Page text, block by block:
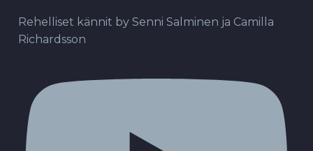
Rehelliset kännit by Senni Salminen ja Camilla
Richardsson